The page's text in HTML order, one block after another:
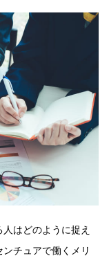
はどのように捉え
チュアで働くメリ